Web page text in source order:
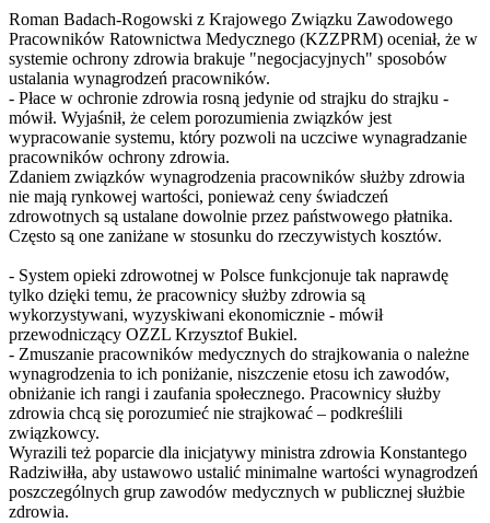
Roman Badach-Rogowski z Krajowego Związku Zawodowego
Pracowników Ratownictwa Medycznego (KZZPRM) oceniał, że w
systemie ochrony zdrowia brakuje "negocjacyjnych" sposobów
ustalania wynagrodzeń pracowników.
- Płace w ochronie zdrowia rosną jedynie od strajku do strajku -
mówił. Wyjaśnił, że celem porozumienia związków jest
wypracowanie systemu, który pozwoli na uczciwe wynagradzanie
pracowników ochrony zdrowia.
Zdaniem związków wynagrodzenia pracowników służby zdrowia
nie mają rynkowej wartości, ponieważ ceny świadczeń
zdrowotnych są ustalane dowolnie przez państwowego płatnika.
Często są one zaniżane w stosunku do rzeczywistych kosztów.
- System opieki zdrowotnej w Polsce funkcjonuje tak naprawdę
tylko dzięki temu, że pracownicy służby zdrowia są
wykorzystywani, wyzyskiwani ekonomicznie - mówił
przewodniczący OZZL Krzysztof Bukiel.
- Zmuszanie pracowników medycznych do strajkowania o należne
wynagrodzenia to ich poniżanie, niszczenie etosu ich zawodów,
obniżanie ich rangi i zaufania społecznego. Pracownicy służby
zdrowia chcą się porozumieć nie strajkować – podkreślili
związkowcy.
Wyrazili też poparcie dla inicjatywy ministra zdrowia Konstantego
Radziwiłła, aby ustawowo ustalić minimalne wartości wynagrodzeń
poszczególnych grup zawodów medycznych w publicznej służbie
zdrowia.